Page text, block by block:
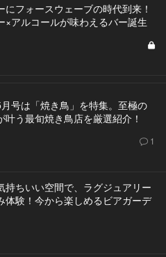
にフォースウェーブの時代到来！
×アルコールが味わえるバー誕生
号は「焼き鳥」を特集。至極の
叶う最旬焼き鳥店を厳選紹介！
1
持ちいい空間で、ラグジュアリー
体験！今から楽しめるビアガーデ